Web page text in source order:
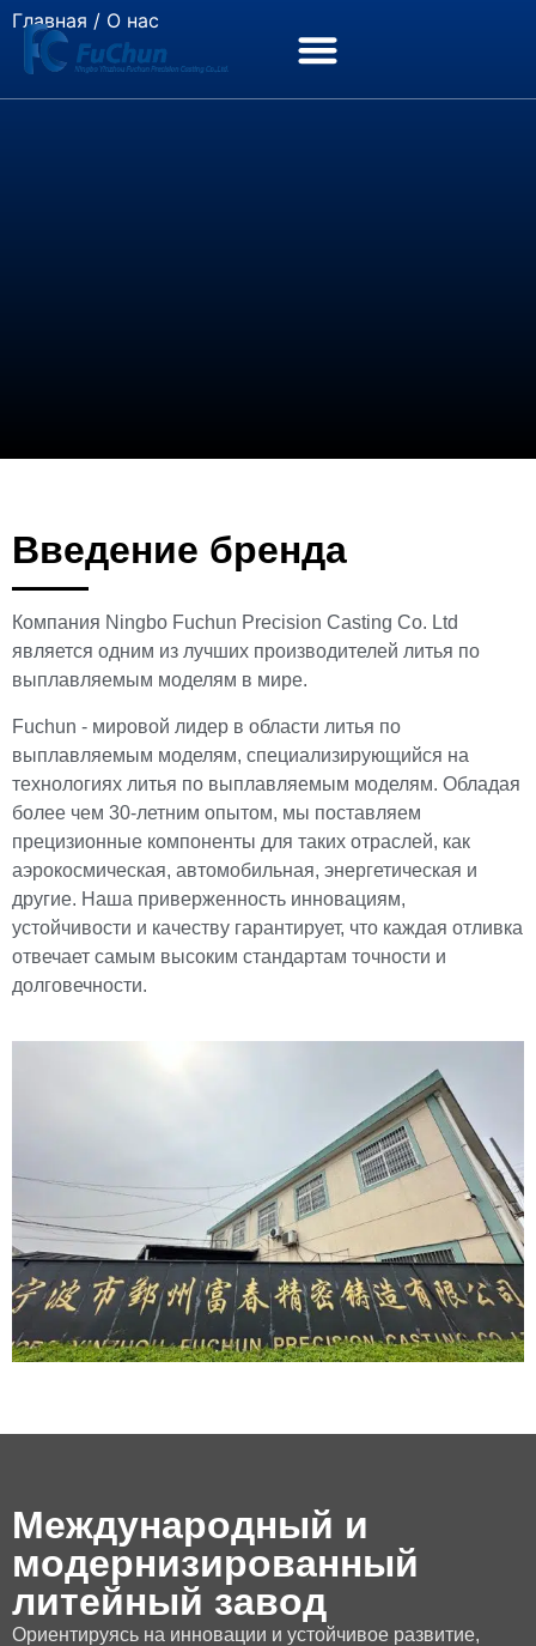
Главная / О нас
Введение бренда
Компания Ningbo Fuchun Precision Casting Co. Ltd
является одним из лучших производителей литья по
выплавляемым моделям в мире.
Fuchun - мировой лидер в области литья по
выплавляемым моделям, специализирующийся на
технологиях литья по выплавляемым моделям. Обладая
более чем 30-летним опытом, мы поставляем
прецизионные компоненты для таких отраслей, как
аэрокосмическая, автомобильная, энергетическая и
другие. Наша приверженность инновациям,
устойчивости и качеству гарантирует, что каждая отливка
отвечает самым высоким стандартам точности и
долговечности.
Международный и
модернизированный
литейный завод
Ориентируясь на инновации и устойчивое развитие,